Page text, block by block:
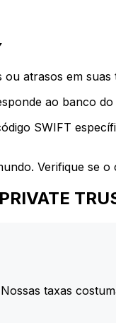
atrasos em
ao banco do
SWIFT
Verifique se
taxas